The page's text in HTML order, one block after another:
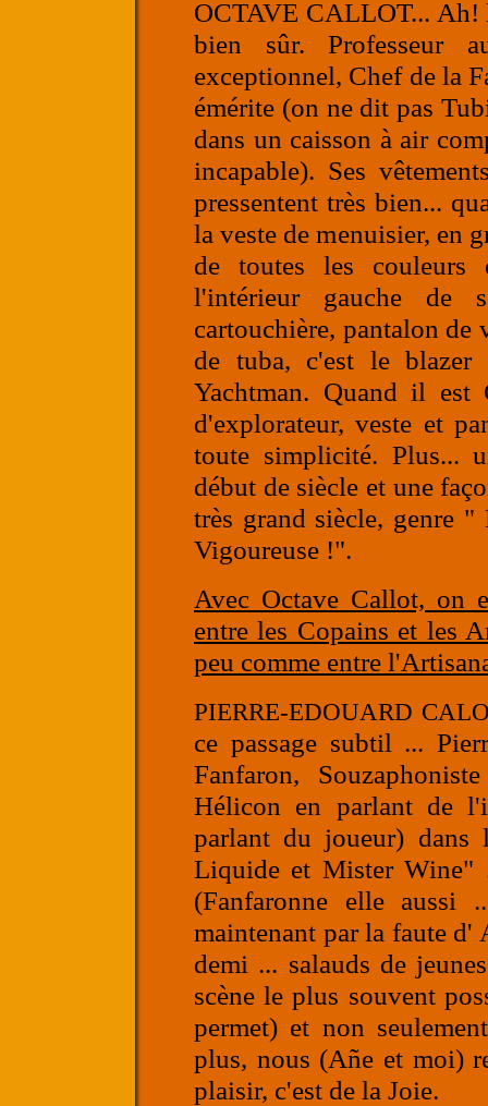
OCTAVE CALLOT... Ah!
bien sûr. Professeur
exceptionnel, Chef de la
émérite (on ne dit pas
dans un caisson à air
incapable). Ses
pressentent très bien...
la veste de menuisier, en
de toutes les couleurs
l'intérieur gauche de
cartouchière, pantalon de
de tuba, c'est le blazer
Yachtman. Quand il
d'explorateur, veste et
toute simplicité. Plus...
début de siècle et une
très grand siècle, genre "
Vigoureuse !".
Avec Octave Callot, on
entre les Copains et les
peu comme entre
PIERRE-EDOUARD
ce passage subtil ...
Fanfaron,
Hélicon en parlant de
parlant du joueur) dans
Liquide et Mister Wine"
(Fanfaronne elle
maintenant par la faute d'
demi ... salauds de
scène le plus souvent
permet) et non
plus, nous (Añe et moi)
plaisir, c'est de la Joie.